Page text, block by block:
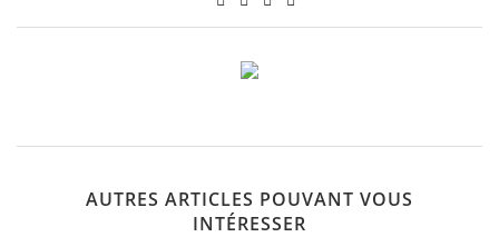
AUTRES ARTICLES POUVANT VOUS
INTÉRESSER